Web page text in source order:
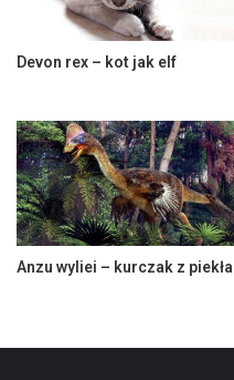
Devon rex – kot jak elf
Anzu wyliei – kurczak z piekła